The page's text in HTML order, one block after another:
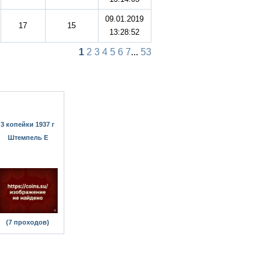
17 15
09.01.2019
13:28:52
1 2 3 4 5 6 7... 53
3 копейки 1937 г
Штемпель Е
(7 проходов)